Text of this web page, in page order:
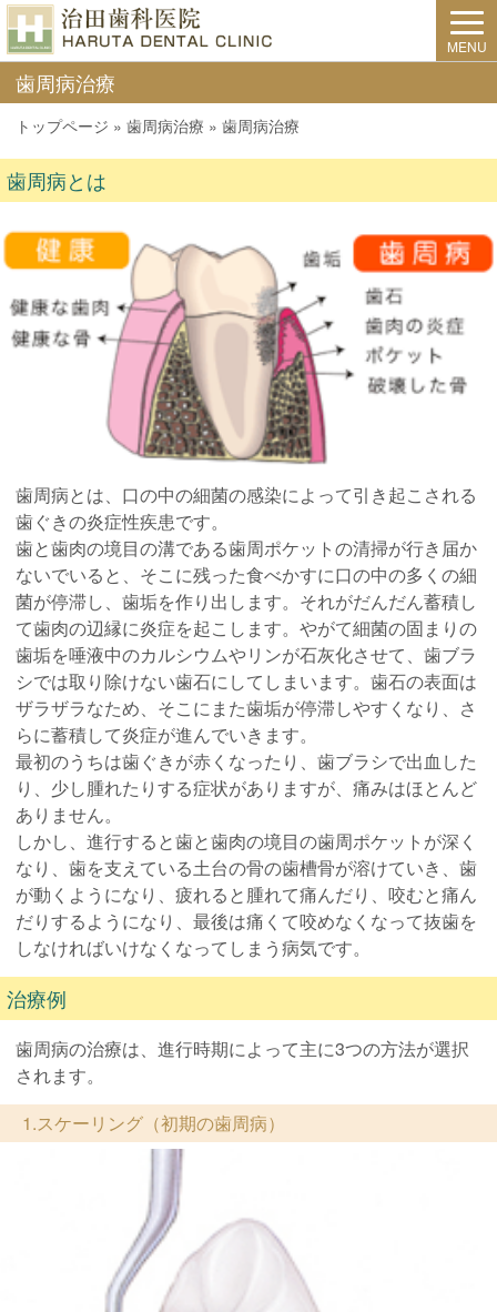
MENU
歯周病治療
トップページ » 歯周病治療 » 歯周病治療
歯周病とは
歯周病とは、口の中の細菌の感染によって引き起こされる
歯ぐきの炎症性疾患です。
歯と歯肉の境目の溝である歯周ポケットの清掃が行き届か
ないでいると、そこに残った食べかすに口の中の多くの細
菌が停滞し、歯垢を作り出します。それがだんだん蓄積し
て歯肉の辺縁に炎症を起こします。やがて細菌の固まりの
歯垢を唾液中のカルシウムやリンが石灰化させて、歯ブラ
シでは取り除けない歯石にしてしまいます。歯石の表面は
ザラザラなため、そこにまた歯垢が停滞しやすくなり、さ
らに蓄積して炎症が進んでいきます。
最初のうちは歯ぐきが赤くなったり、歯ブラシで出血した
り、少し腫れたりする症状がありますが、痛みはほとんど
ありません。
しかし、進行すると歯と歯肉の境目の歯周ポケットが深く
なり、歯を支えている土台の骨の歯槽骨が溶けていき、歯
が動くようになり、疲れると腫れて痛んだり、咬むと痛ん
だりするようになり、最後は痛くて咬めなくなって抜歯を
しなければいけなくなってしまう病気です。
治療例
歯周病の治療は、進行時期によって主に3つの方法が選択
されます。
1.スケーリング（初期の歯周病）